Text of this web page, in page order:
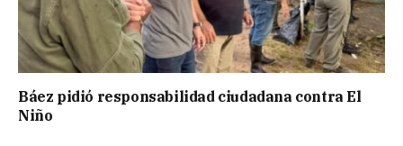
Báez pidió responsabilidad ciudadana contra El
Niño